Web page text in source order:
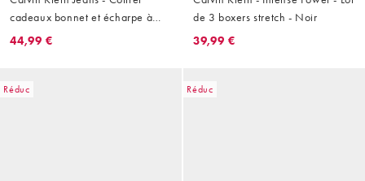
cadeaux bonnet et écharpe à
monogramme - Blanc cassé
44,99 €
de 3 boxers stretch - Noir
39,99 €
Réduc Réduc